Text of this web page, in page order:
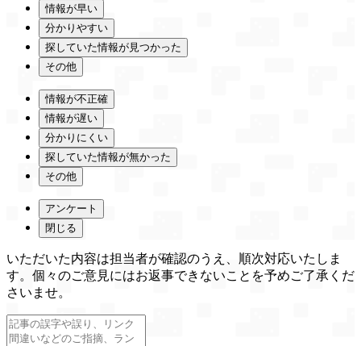
情報が早い
分かりやすい
探していた情報が見つかった
その他
情報が不正確
情報が遅い
分かりにくい
探していた情報が無かった
その他
アンケート
閉じる
いただいた内容は担当者が確認のうえ、順次対応いたしま
す。個々のご意見にはお返事できないことを予めご了承くだ
さいませ。